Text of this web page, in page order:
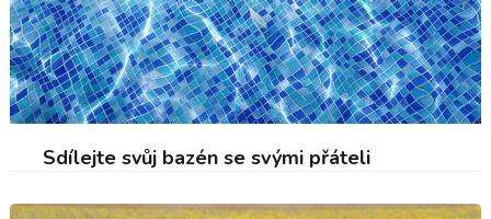
Sdílejte svůj bazén se svými přáteli